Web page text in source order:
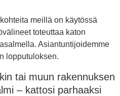
meillä on käytössä
toteuttaa katon
Asiantuntijoidemme
lopputuloksen.
tai muun rakennuksen
– kattosi parhaaksi